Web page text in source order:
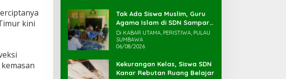
kini
Tak Ada Siswa Muslim, Guru
Agama Islam di SDN Sampar
Maras Terkatung-katung ‎
Di KABAR UTAMA, PERISTIWA, PULAU
SUMBAWA
06/08/2026
Kekurangan Kelas, Siswa SDN
Kanar Rebutan Ruang Belajar